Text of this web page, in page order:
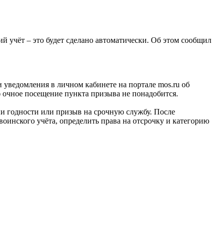
– это будет сделано автоматически. Об этом сообщил
в личном кабинете на портале mos.ru об
посещение пункта призыва не понадобится.
годности или призыв на срочную службу. После
учёта, определить права на отсрочку и категорию